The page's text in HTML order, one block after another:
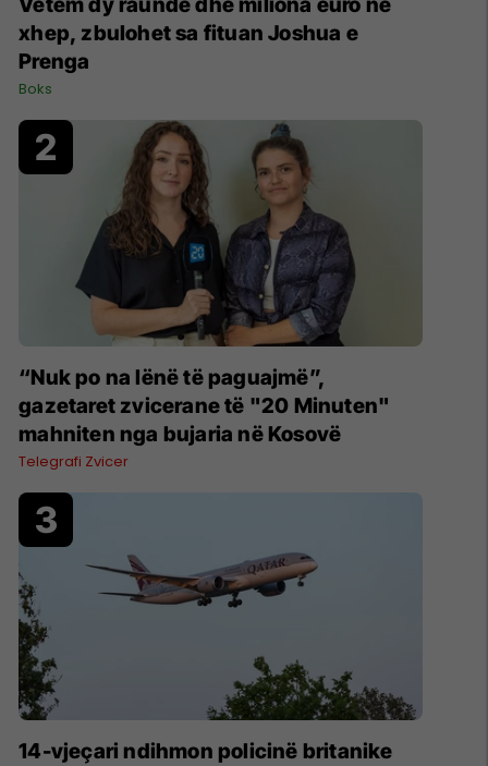
xhep, zbulohet sa fituan Joshua e
Prenga
Boks
“Nuk po na lënë të paguajmë”,
gazetaret zvicerane të "20 Minuten"
mahniten nga bujaria në Kosovë
Telegrafi Zvicer
14-vjeçari ndihmon policinë britanike